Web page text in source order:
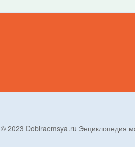
© 2023 Dobiraemsya.ru